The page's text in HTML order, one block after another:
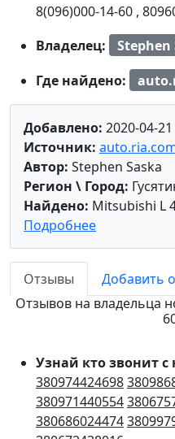
8(096)000-14-60 ,
Владелец:
Stephen
Где найдено:
Добавлено: 2020-04-
Источник:
Автор: Stephen Saska
Регион \ Город:
Найдено: Mitsubishi L
Подробнее
Отзывы
Добавить
Отзывов на владельца
Узнай кто звонит с
380974424698
380971440554
380686024474